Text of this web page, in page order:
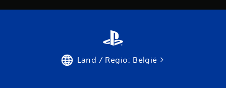
Land / Regio: België